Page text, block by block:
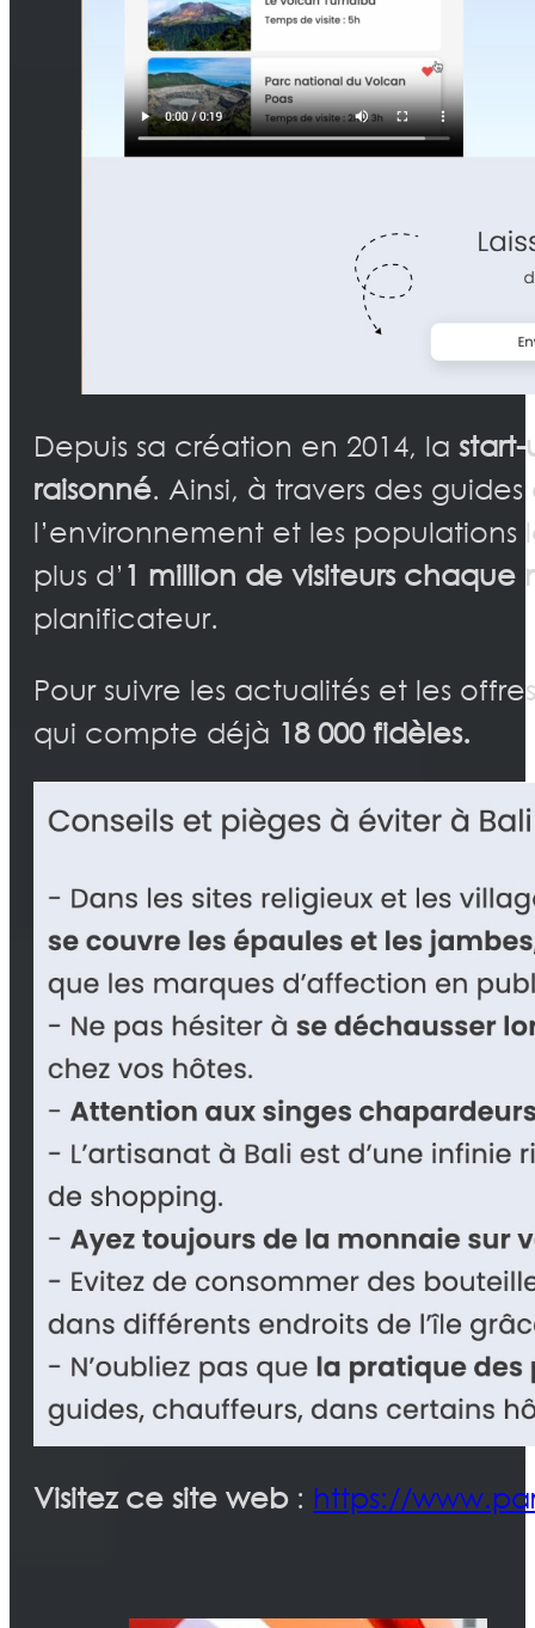
Depuis sa création en 2014, la
raisonné. Ainsi, à travers des
l’environnement et les
plus d’ 1 million de visiteurs chaque
planificateur.
Pour suivre les actualités et les
qui compte déjà 18 000 fidèles.
Visitez ce site web: https://